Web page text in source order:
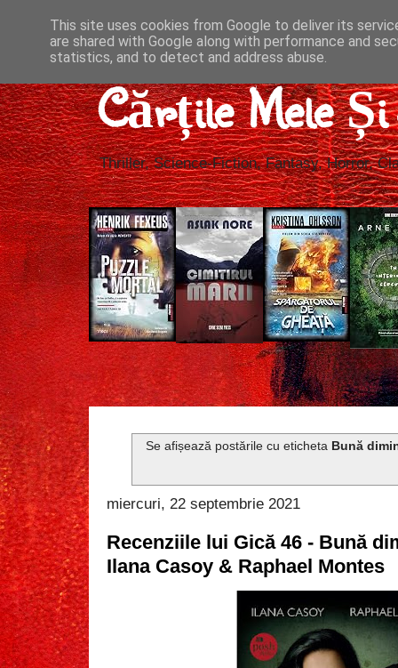
Cărțile Mele
Thriller, Science-Fiction, Fantasy, Horror,
Se afișează postările cu eticheta Bună
miercuri, 22 septembrie 2021
Recenziile lui Gică 46 - Bună
Ilana Casoy & Raphael Montes
This site uses cookies from Google to deliver its
are shared with Google along with performance and
statistics, and to detect and address abuse.